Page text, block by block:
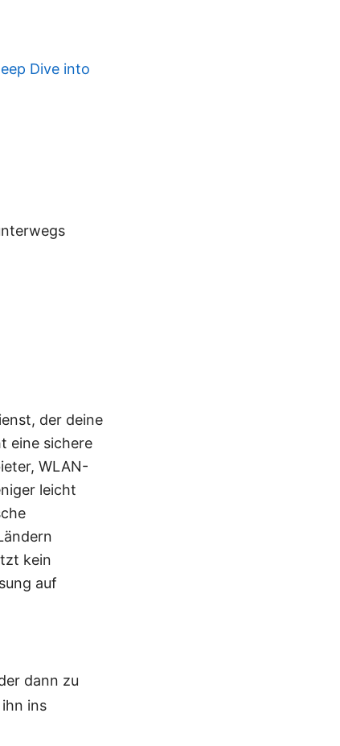
Dive into
der deine
eine sichere
WLAN-
leicht
kein
auf
dann zu
ins